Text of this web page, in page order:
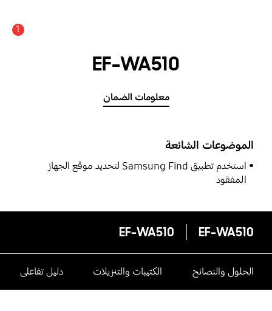
1
EF-WA510
معلومات الضمان
الموضوعات الشائعة
استخدم تطبيق Samsung Find لتحديد موقع الجهاز
المفقود
EF-WA510
EF-WA510
الحلول والنصائح الكتيبات والتنزيلات دليل تفاعلى